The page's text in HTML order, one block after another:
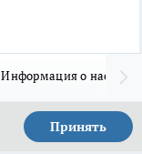
Информация о нас
Принять